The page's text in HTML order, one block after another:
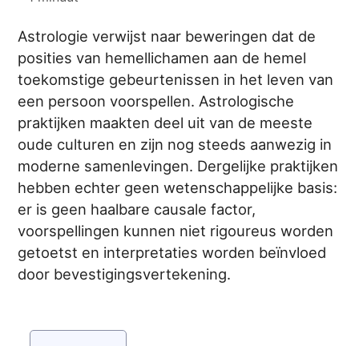
Astrologie verwijst naar beweringen dat de
posities van hemellichamen aan de hemel
toekomstige gebeurtenissen in het leven van
een persoon voorspellen. Astrologische
praktijken maakten deel uit van de meeste
oude culturen en zijn nog steeds aanwezig in
moderne samenlevingen. Dergelijke praktijken
hebben echter geen wetenschappelijke basis:
er is geen haalbare causale factor,
voorspellingen kunnen niet rigoureus worden
getoetst en interpretaties worden beïnvloed
door bevestigingsvertekening.